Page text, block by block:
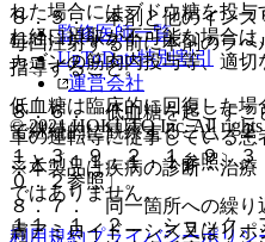
８．５． 本剤と他のインス
毎回注射する前に本剤のラ
指導すること。
８．６． 低血糖を起こすこ
車の運転等に従事している
こと〔１１．１．１参照〕。
８．７． 同一箇所への繰り
膚アミロイドーシス又はリポ
れた場合にはブドウ糖を投
れ経口摂取が不可能な場合
カゴンの筋肉内投与等、適切
低血糖は臨床的に回復した
で継続的に観察すること〔
１．３、９．２．１、９．
０．２参照〕。
１１．１．２． ショック、
監修医師一覧
UpToDate特別割引
運営会社
© 2021 HOKUTO Inc. All rights
※本製品は疾病の診断・治療
ではありません。
利用規約プライバシーポリシ